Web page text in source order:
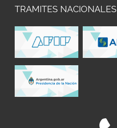
TRAMITES NACIONALES